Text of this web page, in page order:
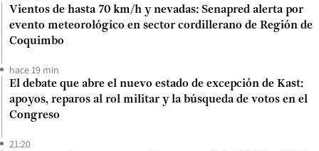
Vientos de hasta 70 km/h y nevadas: Senapred alerta por
evento meteorológico en sector cordillerano de Región de
Coquimbo
hace 19 min
El debate que abre el nuevo estado de excepción de Kast:
apoyos, reparos al rol militar y la búsqueda de votos en el
Congreso
21:20